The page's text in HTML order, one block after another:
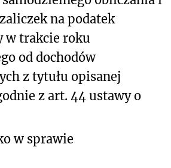
na podatek
w trakcie roku
od dochodów
z tytułu opisanej
z art. 44 ustawy o
w sprawie